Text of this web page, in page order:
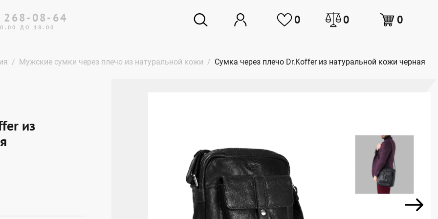
268-08-64
ДО 18.00
0 0 0
Мужские сумки через плечо из натуральной кожи Сумка через плечо Dr.Koffer из натуральной кожи черная
из